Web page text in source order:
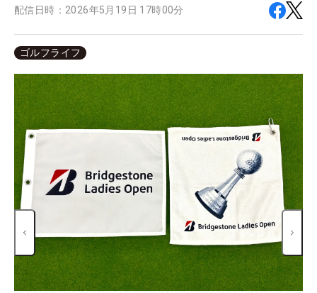
配信日時： 2026年5月19日 17時00分
ゴルフライフ